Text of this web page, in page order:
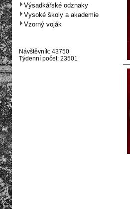
Výsadkářské odznaky
Vysoké školy a akademie
Vzorný voják
Návštěvník: 43750
Týdenní počet: 23501